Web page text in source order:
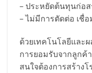
– ประหยัดต้นทุนก่อส
– ไม่มีการตัดต่อ เชื่
ด้วยเทคโนโลยีและ
การยอมรับจากลูกค้
สนใจต้องการสร้าง